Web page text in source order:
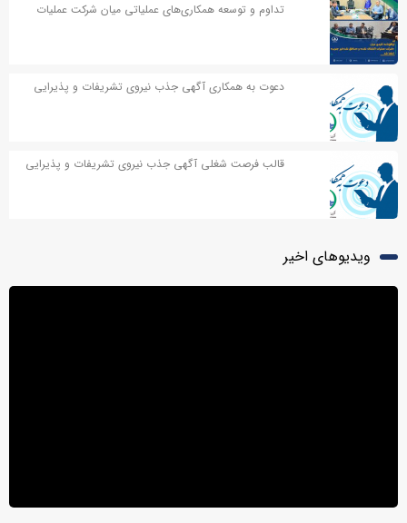
تداوم و توسعه همکاری‌های عملیاتی میان شرکت عملیات
دعوت به همکاری آگهی جذب نیروی تشریفات و پذیرایی
قالب فرصت شغلی آگهی جذب نیروی تشریفات و پذیرایی
ویدیوهای اخیر